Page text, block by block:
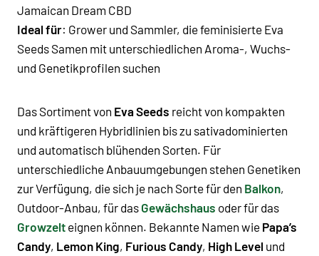
Jamaican Dream CBD
Ideal für: Grower und Sammler, die feminisierte Eva
Seeds Samen mit unterschiedlichen Aroma-, Wuchs-
und Genetikprofilen suchen
Das Sortiment von Eva Seeds reicht von kompakten
und kräftigeren Hybridlinien bis zu sativadominierten
und automatisch blühenden Sorten. Für
unterschiedliche Anbauumgebungen stehen Genetiken
zur Verfügung, die sich je nach Sorte für den Balkon,
Outdoor-Anbau, für das Gewächshaus oder für das
Growzelt eignen können. Bekannte Namen wie Papa’s
Candy, Lemon King, Furious Candy, High Level und